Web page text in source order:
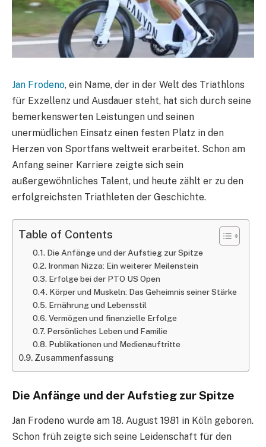
Jan Frodeno, ein Name, der in der Welt des Triathlons
für Exzellenz und Ausdauer steht, hat sich durch seine
bemerkenswerten Leistungen und seinen
unermüdlichen Einsatz einen festen Platz in den
Herzen von Sportfans weltweit erarbeitet. Schon am
Anfang seiner Karriere zeigte sich sein
außergewöhnliches Talent, und heute zählt er zu den
erfolgreichsten Triathleten der Geschichte.
Table of Contents
Die Anfänge und der Aufstieg zur Spitze
Ironman Nizza: Ein weiterer Meilenstein
Erfolge bei der PTO US Open
Körper und Muskeln: Das Geheimnis seiner Stärke
Ernährung und Lebensstil
Vermögen und finanzielle Erfolge
Persönliches Leben und Familie
Publikationen und Medienauftritte
Zusammenfassung
Die Anfänge und der Aufstieg zur Spitze
Jan Frodeno wurde am 18. August 1981 in Köln geboren.
Schon früh zeigte sich seine Leidenschaft für den